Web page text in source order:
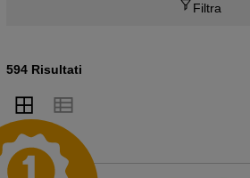
Filtra
594 Risultati